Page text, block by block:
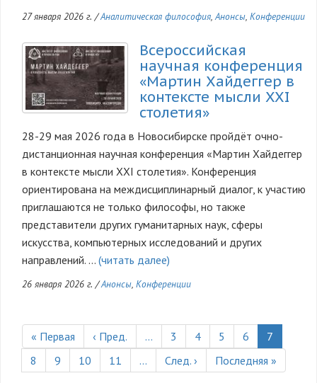
27 января 2026 г. /Аналитическая философия,Анонсы, Конференции
Всероссийская
научная конференция
«Мартин Хайдеггер в
контексте мысли XXI
столетия»
28-29 мая 2026 года в Новосибирске пройдёт очно-
дистанционная научная конференция «Мартин Хайдеггер
в контексте мысли XXI столетия». Конференция
ориентирована на междисциплинарный диалог, к участию
приглашаются не только философы, но также
представители других гуманитарных наук, сферы
искусства, компьютерных исследований и других
направлений. … (читать далее)
26 января 2026 г. /Анонсы, Конференции
Нумерация
страниц
Первая
страница
« Первая
Предыдущая
страница
‹ Пред. … Страница
3 Страница
4 Страница
5 Страница
6
Текущая
страница
7
Страница
8 Страница
9 Страница
10 Страница
11 …
Следующая
страница
След. ›
Последняя
страница
Последняя »